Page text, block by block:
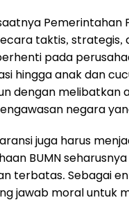
Pemerintahan
taktis, strategis,
pada
hingga anak dan
dengan melibatkan
negara
juga harus
BUMN
terbatas. Sebagai
jawab moral untuk